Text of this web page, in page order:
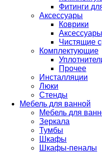
Фитинги
Аксессуары
Коврики
Чистящие
Комплектующие
Прочее
Инсталляции
Люки
Стенды
Мебель для ванной
Мебель для
Зеркала
Тумбы
Шкафы
Шкафы-пеналы